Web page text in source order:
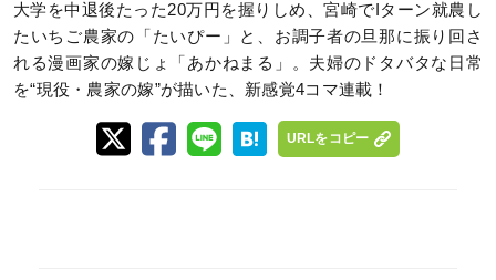
大学を中退後たった20万円を握りしめ、宮崎でIターン就農し
たいちご農家の「たいぴー」と、お調子者の旦那に振り回さ
れる漫画家の嫁じょ「あかねまる」。夫婦のドタバタな日常
を“現役・農家の嫁”が描いた、新感覚4コマ連載！
URLをコピー